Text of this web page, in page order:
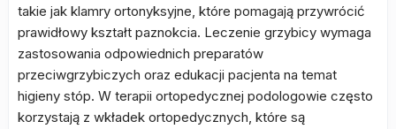
takie jak klamry ortonyksyjne, które pomagają przywrócić
prawidłowy kształt paznokcia. Leczenie grzybicy wymaga
zastosowania odpowiednich preparatów
przeciwgrzybiczych oraz edukacji pacjenta na temat
higieny stóp. W terapii ortopedycznej podologowie często
korzystają z wkładek ortopedycznych, które są